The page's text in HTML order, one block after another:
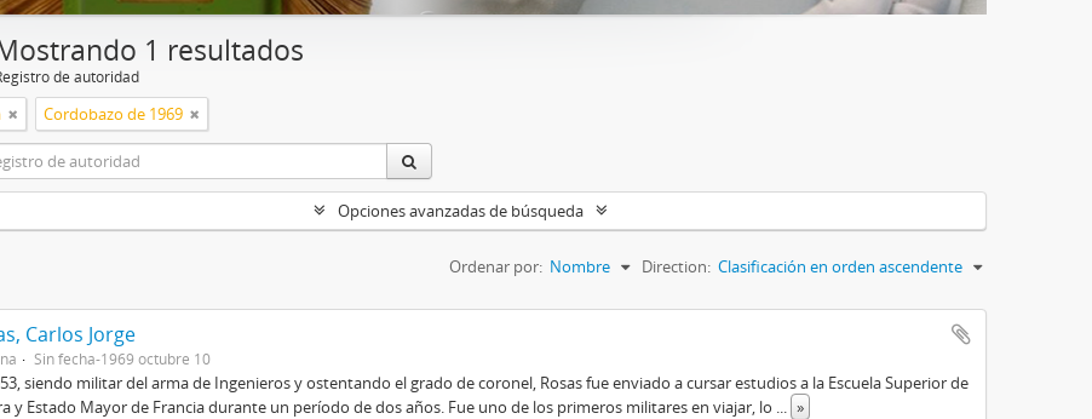
1 resultados
de autoridad
Cordobazo de 1969
Opciones avanzadas de búsqueda
Ordenar por: Nombre Direction: Clasificación en orden ascendente
Carlos Jorge
Sin fecha-1969 octubre 10
siendo militar del arma de Ingenieros y ostentando el grado de coronel, Rosas fue enviado a cursar estudios a la Escuela Superior de
y Estado Mayor de Francia durante un período de dos años. Fue uno de los primeros militares en viajar, lo
»